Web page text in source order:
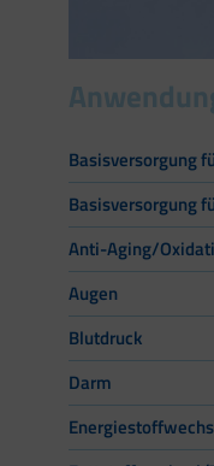
Basisversorgung
Basisversorgung
Anti-Aging/
Augen
Blutdruck
Darm